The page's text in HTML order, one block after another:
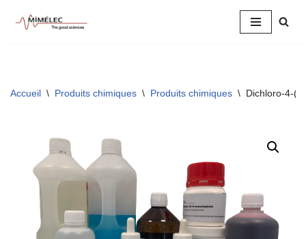
Accueil \ Produits chimiques \ Produits chimiques \ Dichloro-4-